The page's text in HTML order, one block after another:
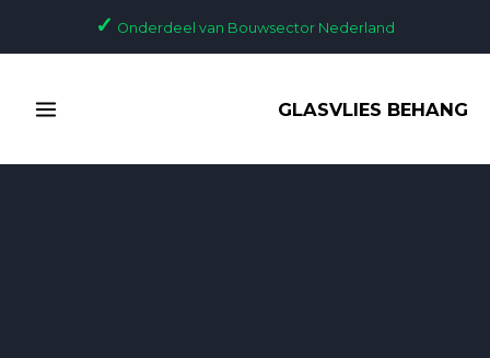
✓ Onderdeel van Bouwsector Nederland
MENU
GLASVLIES BEHANG